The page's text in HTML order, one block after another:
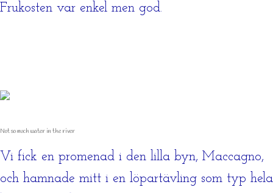
Frukosten var enkel men god.
Not so much water in the river
Vi fick en promenad i den lilla byn, Maccagno,
och hamnade mitt i en löpartävling som typ hela